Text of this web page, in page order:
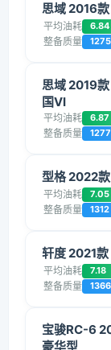
思域 2016
平均油耗 6.84
整备质量 1275
思域 2019
国VI
平均油耗 6.87
整备质量 1277
型格 2022
平均油耗 7.05
整备质量 1312
轩度 2021
平均油耗 7.18
整备质量 1366
宝骏RC-6
豪华型